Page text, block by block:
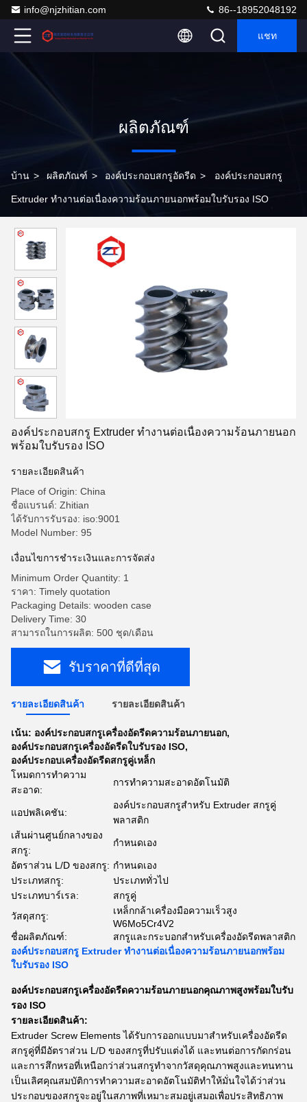
info@njzhitian.com 86--18952048192
แชท
ผลิตภัณฑ์
บ้าน > ผลิตภัณฑ์ > องค์ประกอบสกรูอัดรีด > องค์ประกอบสกรู
Extruder ทำงานต่อเนื่องความร้อนภายนอกพร้อมใบรับรอง ISO
องค์ประกอบสกรู Extruder ทำงานต่อเนื่องความร้อนภายนอก
พร้อมใบรับรอง ISO
รายละเอียดสินค้า
Place of Origin: China
ชื่อแบรนด์: Zhitian
ได้รับการรับรอง: iso:9001
Model Number: 95
เงื่อนไขการชำระเงินและการจัดส่ง
Minimum Order Quantity: 1
ราคา: Timely quotation
Packaging Details: wooden case
Delivery Time: 30
สามารถในการผลิต: 500 ชุด/เดือน
รับราคาที่ดีที่สุด
รายละเอียดสินค้า รายละเอียดสินค้า
เน้น: องค์ประกอบสกรูเครื่องอัดรีดความร้อนภายนอก,
องค์ประกอบสกรูเครื่องอัดรีดใบรับรอง ISO,
องค์ประกอบเครื่องอัดรีดสกรูคู่เหล็ก
โหมดการทำความ
สะอาด:
การทำความสะอาดอัตโนมัติ
แอปพลิเคชัน:
องค์ประกอบสกรูสำหรับ Extruder สกรูคู่
พลาสติก
เส้นผ่านศูนย์กลางของ
สกรู:
กำหนดเอง
อัตราส่วน L/D ของสกรู: กำหนดเอง
ประเภทสกรู:
ประเภททั่วไป
ประเภทบาร์เรล:
สกรูคู่
วัสดุสกรู:
เหล็กกล้าเครื่องมือความเร็วสูง
W6Mo5Cr4V2
ชื่อผลิตภัณฑ์:
สกรูและกระบอกสำหรับเครื่องอัดรีดพลาสติก
องค์ประกอบสกรู Extruder ทำงานต่อเนื่องความร้อนภายนอกพร้อม
ใบรับรอง ISO
องค์ประกอบสกรูเครื่องอัดรีดความร้อนภายนอกคุณภาพสูงพร้อมใบรับ
รอง ISO
รายละเอียดสินค้า:
Extruder Screw Elements ได้รับการออกแบบมาสำหรับเครื่องอัดรีด
สกรูคู่ที่มีอัตราส่วน L/D ของสกรูที่ปรับแต่งได้ และทนต่อการกัดกร่อน
และการสึกหรอที่เหนือกว่าส่วนสกรูทำจากวัสดุคุณภาพสูงและทนทาน
เป็นเลิศคุณสมบัติการทำความสะอาดอัตโนมัติทำให้มั่นใจได้ว่าส่วน
ประกอบของสกรูจะอยู่ในสภาพที่เหมาะสมอยู่เสมอเพื่อประสิทธิภาพ